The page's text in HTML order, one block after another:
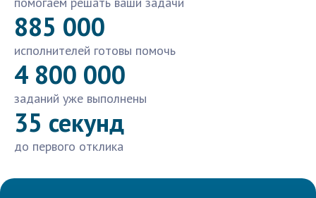
885 000
исполнителей готовы помочь
4 800 000
заданий уже выполнены
35 секунд
до первого отклика